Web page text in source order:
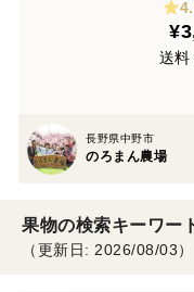
送
長野県中野市
のろまん農場
果物の検索キーワー
（更新日: 2026/08/03）